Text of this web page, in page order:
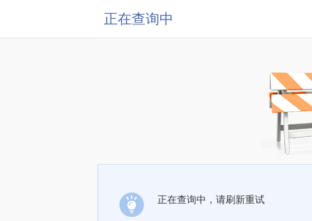
正在查询中
正在查询中，请刷新重试